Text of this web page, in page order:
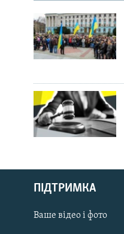
Русский
Qırımtatar
ДОЛУЧАЙСЯ!
ПІДТРИМКА
Ваше відео і фото